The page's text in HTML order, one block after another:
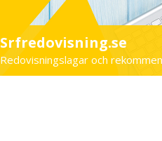
Srfredovisning.se
Redovisningslagar och